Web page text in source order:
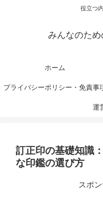
役立つ
みんなのた
ホーム
プライバシーポリシー・免責事
運
訂正印の基礎知識
な印鑑の選び方
スポ